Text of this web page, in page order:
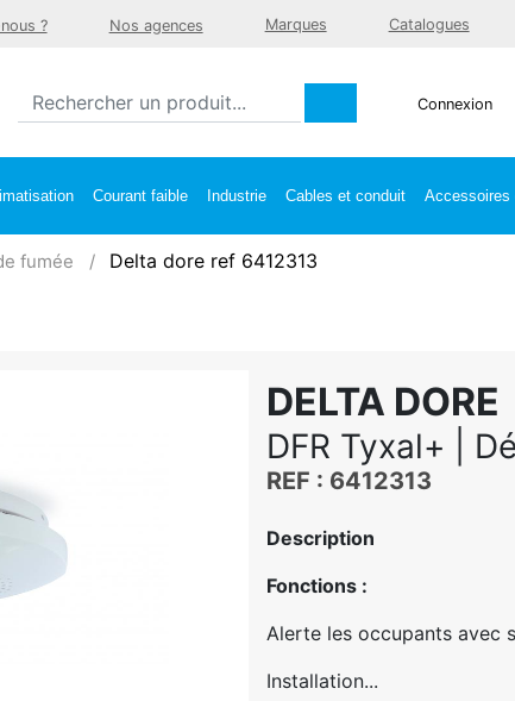
? Nos agences Marques Catalogues
Connexion
Courant faible Industrie Cables et conduit Accessoires
fumée Delta dore ref 6412313
DELTA DORE
DFR Tyxal+ |
REF : 6412313
Description
Fonctions :
Alerte les occupants avec
Installation...